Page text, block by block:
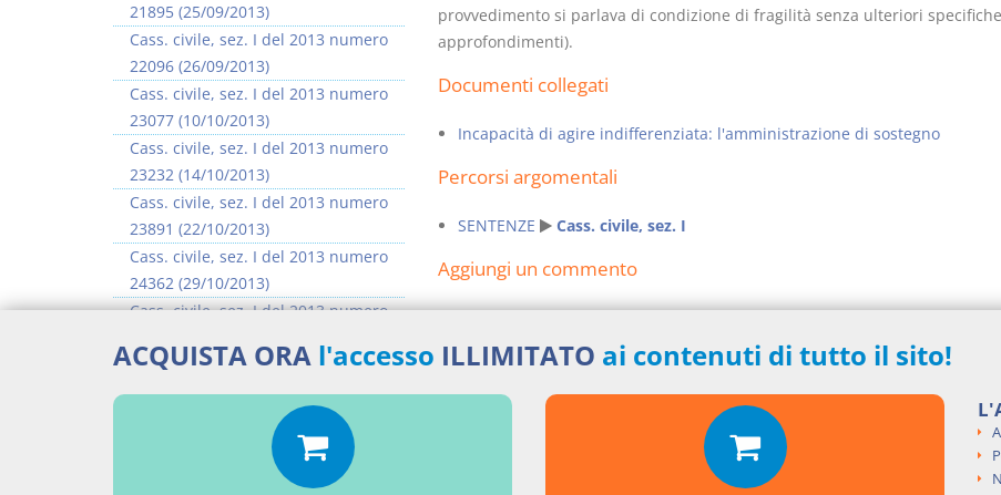
provvedimento si parlava di condizione di fragilità senza ulteriori
approfondimenti).
Documenti collegati
Incapacità di agire indifferenziata: l'amministrazione di sostegno
Percorsi argomentali
SENTENZE Cass. civile, sez. I
Aggiungi un commento
21895 (25/09/2013)
Cass. civile, sez. I del 2013 numero
22096 (26/09/2013)
Cass. civile, sez. I del 2013 numero
23077 (10/10/2013)
Cass. civile, sez. I del 2013 numero
23232 (14/10/2013)
Cass. civile, sez. I del 2013 numero
23891 (22/10/2013)
Cass. civile, sez. I del 2013 numero
24362 (29/10/2013)
Cass. civile, sez. I del 2013 numero
Cass. civile, sez. I del 2013 numero
25296 (11/11/2013)
>> Vai all'argomento completo
ACQUISTA ORA l'accesso ILLIMITATO ai contenuti di tutto il sito!